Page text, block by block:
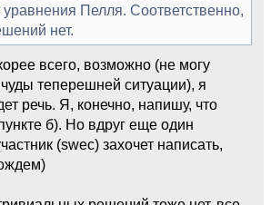
Пелля. Соответственно,
нет.
всего, возможно (не могу
теперешней ситуации), я
речь. Я, конечно, напишу, что
б). Но вдруг еще один
(swec) захочет написать,